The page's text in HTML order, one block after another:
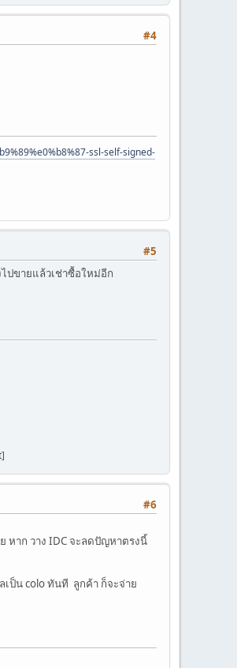
#4
ssl-self-signed-
#5
ปขายแล้วเช่าซื้อใหม่อีก
#6
หาก วาง IDC จะลดปัญหาตรงนี้
ป็น colo ทันที ลูกค้า ก็จะจ่าย